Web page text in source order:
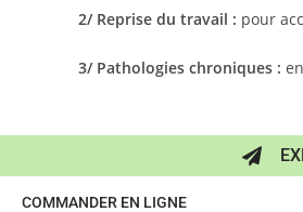
2/ Reprise du travail : pour
3/ Pathologies chroniques :
COMMANDER EN LIGNE